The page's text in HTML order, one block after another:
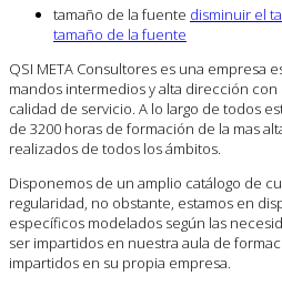
tamaño de la fuente disminuir el
tamaño de la fuente
QSI META Consultores es una empresa
mandos intermedios y alta dirección con
calidad de servicio. A lo largo de todos
de 3200 horas de formación de la mas
realizados de todos los ámbitos.
Disponemos de un amplio catálogo de
regularidad, no obstante, estamos en
específicos modelados según las
ser impartidos en nuestra aula de
impartidos en su propia empresa.